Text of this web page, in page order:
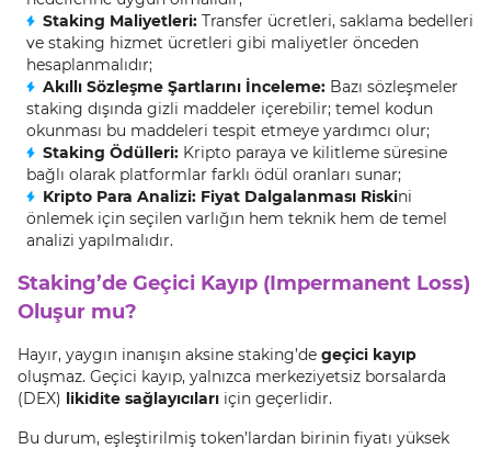
Staking Maliyetleri: Transfer ücretleri, saklama bedelleri
ve staking hizmet ücretleri gibi maliyetler önceden
hesaplanmalıdır;
Akıllı Sözleşme Şartlarını İnceleme: Bazı sözleşmeler
staking dışında gizli maddeler içerebilir; temel kodun
okunması bu maddeleri tespit etmeye yardımcı olur;
Staking Ödülleri: Kripto paraya ve kilitleme süresine
bağlı olarak platformlar farklı ödül oranları sunar;
Kripto Para Analizi: Fiyat Dalgalanması Riskini
önlemek için seçilen varlığın hem teknik hem de temel
analizi yapılmalıdır.
Staking’de Geçici Kayıp (Impermanent Loss)
Oluşur mu?
Hayır, yaygın inanışın aksine staking’de geçici kayıp
oluşmaz. Geçici kayıp, yalnızca merkeziyetsiz borsalarda
(DEX) likidite sağlayıcıları için geçerlidir.
Bu durum, eşleştirilmiş token’lardan birinin fiyatı yüksek